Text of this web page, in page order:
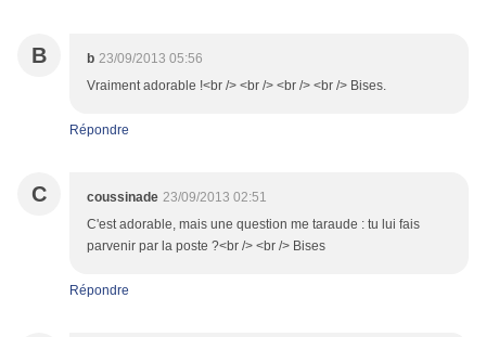
B b 23/09/2013 05:56
Vraiment adorable !<br /> <br /> <br /> <br /> Bises.
Répondre
C coussinade 23/09/2013 02:51
C'est adorable, mais une question me taraude : tu lui fais
parvenir par la poste ?<br /> <br /> Bises
Répondre